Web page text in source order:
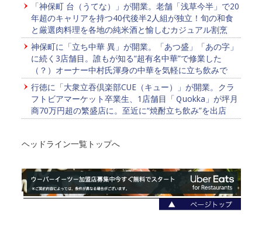
「神保町 台（うてな）」が開業。老舗「浅草今半」で20
年超のキャリアを持つ40代後半2人組が独立！旬の和食
と厳選肉料理を各地の純米酒と愉しむカジュアル割烹
神保町に「立ち中華 異」が開業。「あつ盛」「あの字」
に続く3店舗目。誰もが知る“超有名中華”で修業した
（？）オーナー中村氏渾身の中華を気軽に立ち飲みで
行徳に「大衆立吞倶楽部CUE（キュー）」が開業。クラ
フトビアマーケット卒業生、1店舗目「Ｑuokka」が坪月
商70万円超の繁盛店に。至近に“焼酎立ち飲み”を出店
ヘッドライン一覧トップへ